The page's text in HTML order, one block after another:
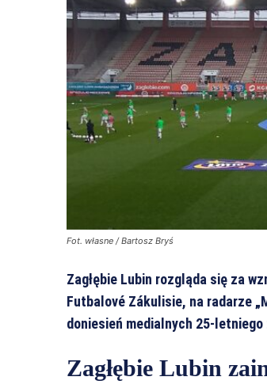
Fot. własne / Bartosz Bryś
Zagłębie Lubin rozgląda się za
Futbalové Zákulisie, na radarze
doniesień medialnych 25-
Zagłębie Lubin